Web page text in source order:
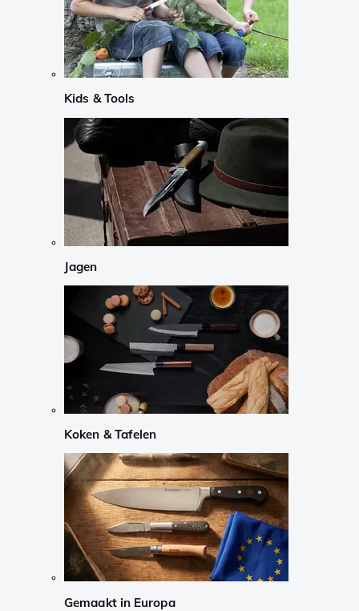
Kids & Tools
Jagen
Koken & Tafelen
Gemaakt in Europa